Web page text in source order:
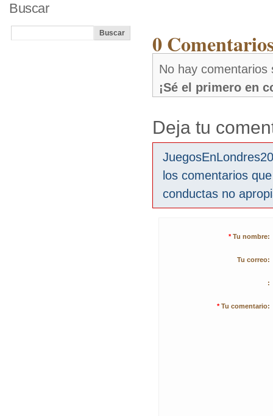
0
No hay comentarios
¡Sé el primero en
Deja tu
los comentarios
conductas no
* Tu nombre:
Tu correo:
:
* Tu comentario:
Buscar